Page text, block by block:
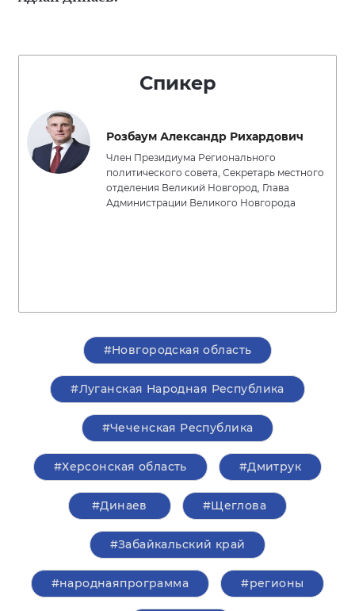
Спикер
Розбаум Александр Рихардович
Член Президиума Регионального
политического совета, Секретарь местного
отделения Великий Новгород, Глава
Администрации Великого Новгорода
#Новгородская область
#Луганская Народная Республика
#Чеченская Республика
#Херсонская область #Дмитрук
#Динаев #Щеглова
#Забайкальский край
#народнаяпрограмма #регионы